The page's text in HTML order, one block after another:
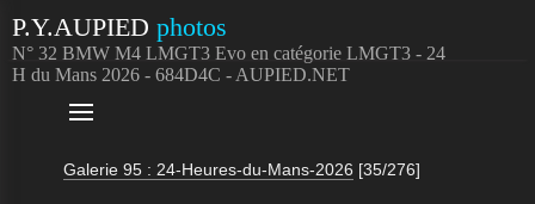
P.Y.AUPIED photos
N° 32 BMW M4 LMGT3 Evo en catégorie LMGT3 - 24
H du Mans 2026 - 684D4C - AUPIED.NET

Galerie 95 : 24-Heures-du-Mans-2026 [35/276]